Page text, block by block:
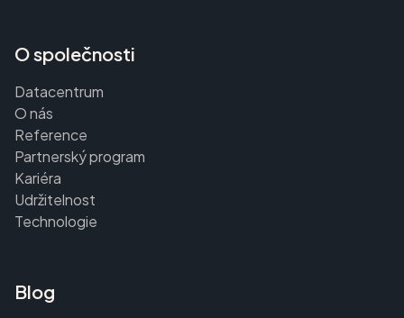
O společnosti
Datacentrum
O nás
Reference
Partnerský program
Kariéra
Udržitelnost
Technologie
Blog